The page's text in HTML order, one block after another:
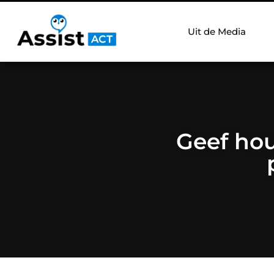
Uit de Media
Geef